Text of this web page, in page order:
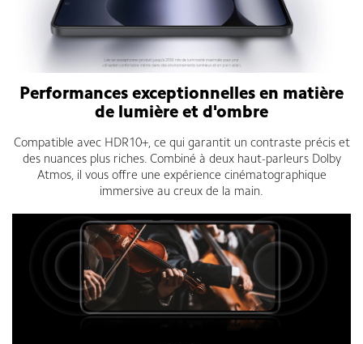
Performances exceptionnelles en matière
de lumière et d'ombre
Compatible avec HDR10+, ce qui garantit un contraste précis et
des nuances plus riches. Combiné à deux haut-parleurs Dolby
Atmos, il vous offre une expérience cinématographique
immersive au creux de la main.